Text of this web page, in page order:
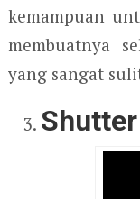
kemampuan
membuatnya
yang sangat